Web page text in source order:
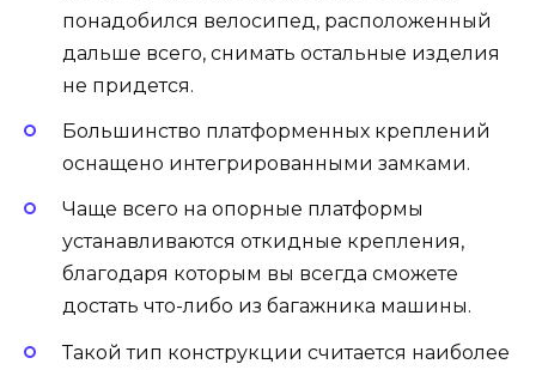
понадобился велосипед, расположенный
дальше всего, снимать остальные изделия
не придется.
Большинство платформенных креплений
оснащено интегрированными замками.
Чаще всего на опорные платформы
устанавливаются откидные крепления,
благодаря которым вы всегда сможете
достать что-либо из багажника машины.
Такой тип конструкции считается наиболее